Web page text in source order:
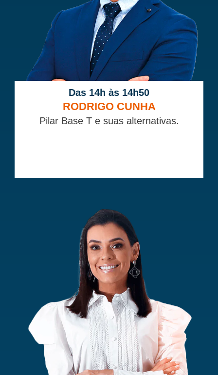
Das 14h às 14h50
RODRIGO CUNHA
Pilar Base T e suas alternativas.